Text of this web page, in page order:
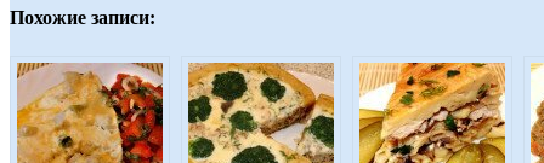
Похожие записи: